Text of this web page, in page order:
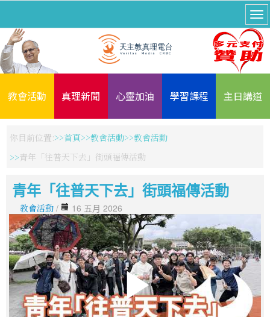
教會活動 真理新聞 心靈加油 學習課程 主日講道
你目前位置: 首頁 教會活動
教會活動
青年「往普天下去」街頭福傳活動
青年「往普天下去」街頭福傳活動
教會活動 / 16 五月 2026